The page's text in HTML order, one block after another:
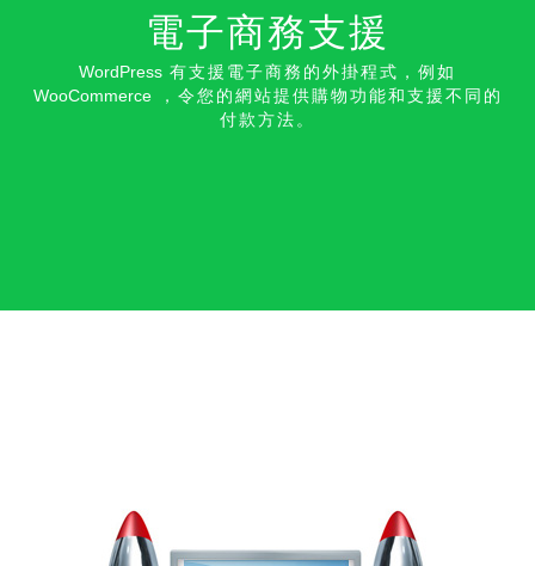
電子商務支援
WordPress 有支援電子商務的外掛程式，例如
WooCommerce，令您的網站提供購物功能和支援不同的
付款方法。